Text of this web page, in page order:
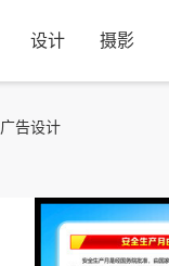
设计 摄影
广告设计